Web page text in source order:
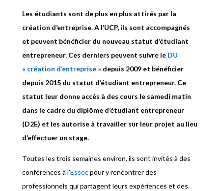
Les étudiants sont de plus en plus attirés par la
création d’entreprise. A l’UCP, ils sont accompagnés
et peuvent bénéficier du nouveau statut d’étudiant
entrepreneur. Ces derniers peuvent suivre le DU
« création d’entreprise »depuis 2009 et bénéficier
depuis 2015 du statut d’étudiant entrepreneur. Ce
statut leur donne accès à des cours le samedi matin
dans le cadre du diplôme d’étudiant entrepreneur
(D2E) et les autorise à travailler sur leur projet au lieu
d’effectuer un stage.
Toutes les trois semaines environ, ils sont invités à des
conférences à l’Essecpour y rencontrer des
professionnels qui partagent leurs expériences et des